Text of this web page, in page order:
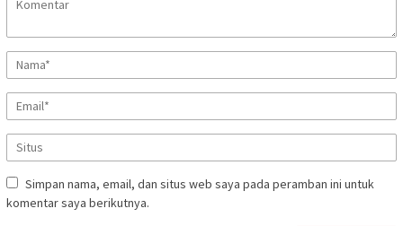
Simpan nama, email, dan situs web saya pada peramban ini untuk
komentar saya berikutnya.